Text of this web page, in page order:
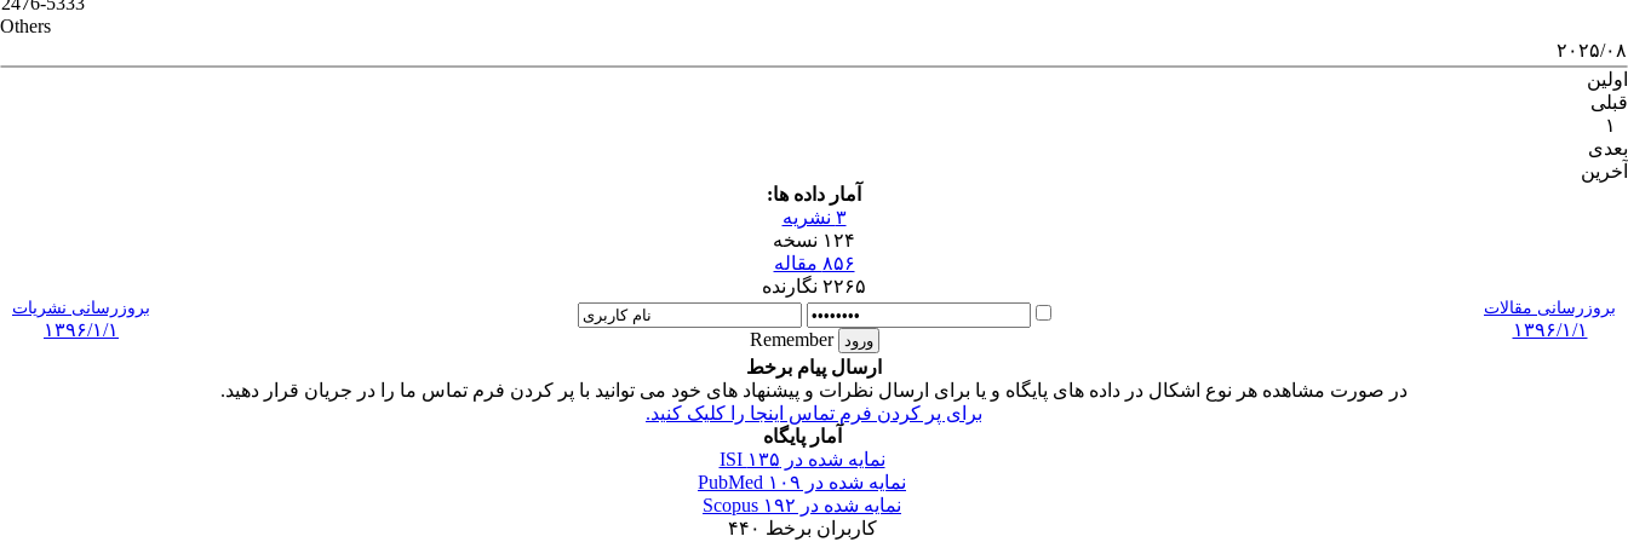
Others
۲۰۲۵/۰۸
اولین
قبلی
۱
بعدی
آخرین
آمار داده ها:
۳ نشریه
۱۲۴ نسخه
۸۵۶ مقاله
۲۲۶۵ نگارنده
بروزرسانی نشریات
۱۳۹۶/۱/۱
بروزرسانی مقالات
۱۳۹۶/۱/۱
Remember
ارسال پیام برخط
در صورت مشاهده هر نوع اشکال در داده های پایگاه و یا برای ارسال نظرات و پیشنهاد های خود می توانید با پر کردن فرم تماس ما را در جریان قرار دهید.
برای پر کردن فرم تماس اینجا را کلیک کنید.
آمار پایگاه
نمایه شده در ISI ۱۳۵
نمایه شده در PubMed ۱۰۹
نمایه شده در Scopus ۱۹۲
کاربران برخط ۴۴۰